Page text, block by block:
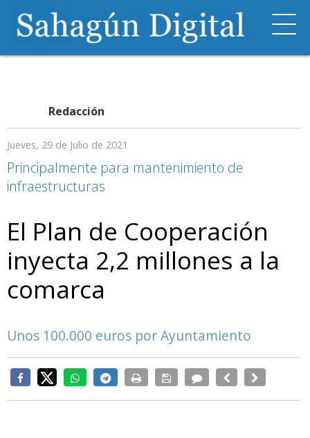
Redacción
Jueves, 29 de Julio de 2021
Principalmente para mantenimiento de
infraestructuras
El Plan de Cooperación
inyecta 2,2 millones a la
comarca
Unos 100.000 euros por Ayuntamiento